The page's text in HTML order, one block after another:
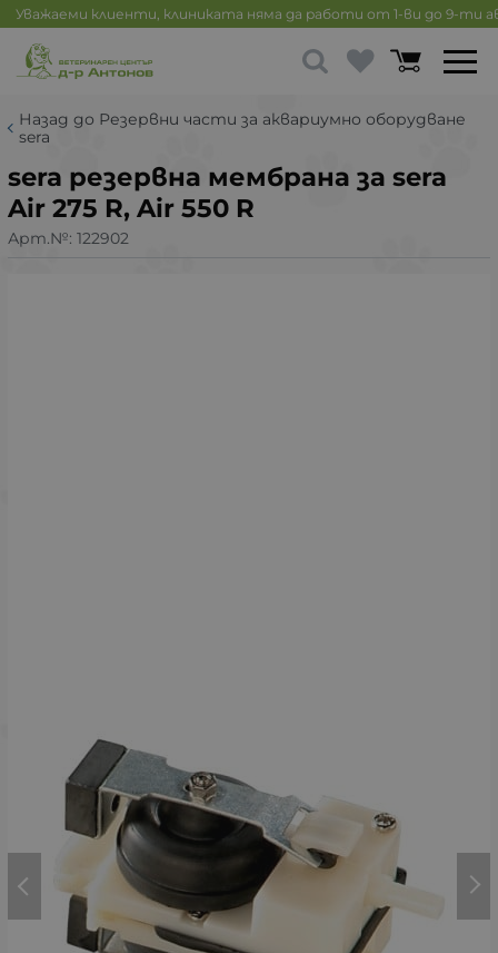
Уважаеми клиенти, клиниката няма да работи от 1-ви до 9-ти
Назад до Резервни части за аквариумно оборудване
sera
sera резервна мембрана за sera
Air 275 R, Air 550 R
Арт.№: 122902